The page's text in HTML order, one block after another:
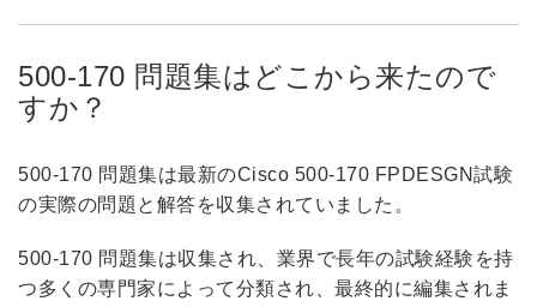
500-170 問題集はどこから来たので
すか？
500-170 問題集は最新のCisco 500-170 FPDESGN試験
の実際の問題と解答を収集されていました。
500-170 問題集は収集され、業界で長年の試験経験を持
つ多くの専門家によって分類され、最終的に編集されま